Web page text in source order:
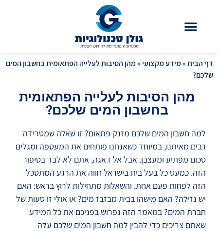
דף הבית»מידע מקצועי »מהן הסיבות לעלייה הפתאומית בחשבון המים
שלכם?
מהן הסיבות לעלייה הפתאומית
בחשבון המים שלכם?
למה חשבון המים שלכם מזנק פתאום? זו שאלה שמטרידה
רבים מאיתנו, במיוחד כשאנחנו פותחים את המעטפה ומגלים
סכום מפתיע ומעצבן. אבל אל דאגה, אתם לא לבד בסיפור
הזה. כמעט כל בעל בית בישראל חווה את הרגע המתסכל
הזה לפחות פעם אחת, והשאלות מתחילות לרוץ בראש: האם
יש נזילה? האם מישהו בבית מבזבז מים? או אולי זו טעות של
חברת המים? במאמר הזה נפרוש בפניכם את כל המידע
שאתם צריכים כדי להבין למה חשבון המים שלכם עלה